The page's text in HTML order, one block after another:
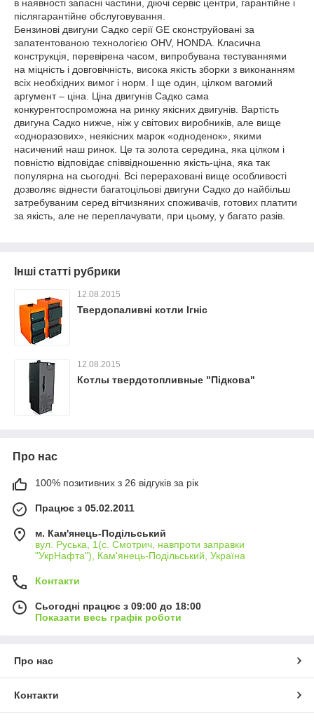
в наявності запасні частини, діючі сервіс центри, гарантійне і
післягарантійне обслуговування.
Бензинові двигуни Садко серії GE сконструйовані за
запатентованою технологією OHV, HONDA. Класична
конструкція, перевірена часом, випробувана тестуваннями
на міцність і довговічність, висока якість зборки з виконанням
всіх необхідних вимог і норм. І ще один, цілком вагомий
аргумент – ціна. Ціна двигунів Садко сама
конкурентоспроможна на ринку якісних двигунів. Вартість
двигуна Садко нижче, ніж у світових виробників, але вище
«одноразових», неякісних марок «одноденок», якими
насичений наш ринок. Це та золота середина, яка цілком і
повністю відповідає співвідношенню якість-ціна, яка так
популярна на сьогодні. Всі перераховані вище особливості
дозволяє віднести багатоцільові двигуни Садко до найбільш
затребуваним серед вітчизняних споживачів, готових платити
за якість, але не переплачувати, при цьому, у багато разів.
Інші статті рубрики
12.08.2015
Твердопаливні котли Ігніс
12.08.2015
Котлы твердотопливные "Підкова"
Про нас
100% позитивних з 26 відгуків за рік
Працює з 05.02.2011
м. Кам'янець-Подільський
вул. Руська, 1(с. Смотрич, навпроти заправки
"УкрНафта"), Кам'янець-Подільський, Україна
Контакти
Сьогодні працює з 09:00 до 18:00
Показати весь графік роботи
Про нас
Контакти